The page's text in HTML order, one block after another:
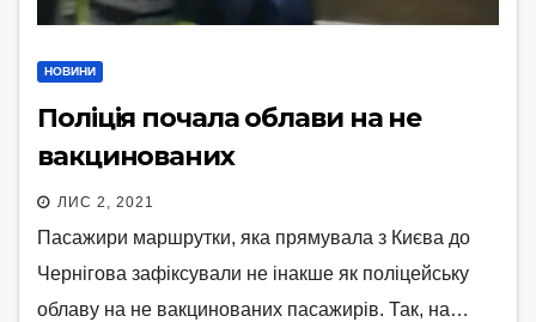
НОВИНИ
Поліція почала облави на не
вакцинованих
ЛИС 2, 2021
Пасажири маршрутки, яка прямувала з Києва до
Чернігова зафіксували не інакше як поліцейську
облаву на не вакцинованих пасажирів. Так, на…